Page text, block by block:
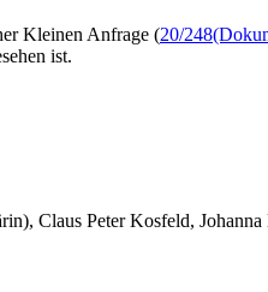
Kleinen Anfrage (20/248
ist.
Claus Peter Kosfeld,